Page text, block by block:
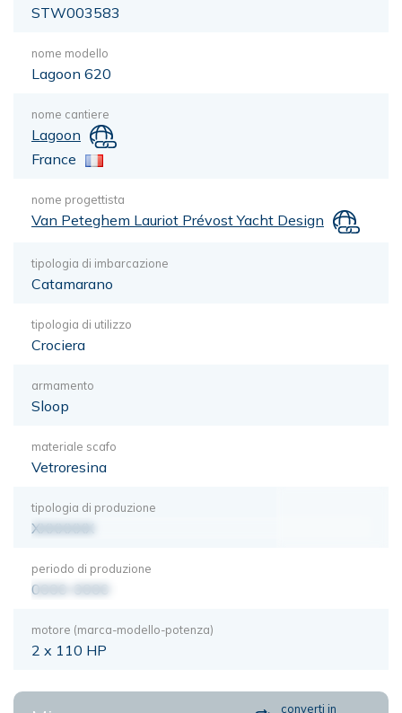
STW003583
nome modello
Lagoon 620
nome cantiere
Lagoon
France
nome progettista
Van Peteghem Lauriot Prévost Yacht Design
tipologia di imbarcazione
Catamarano
tipologia di utilizzo
Crociera
armamento
Sloop
materiale scafo
Vetroresina
tipologia di produzione
XXXXXXX
periodo di produzione
0000-0000
motore (marca-modello-potenza)
2 x 110 HP
converti in